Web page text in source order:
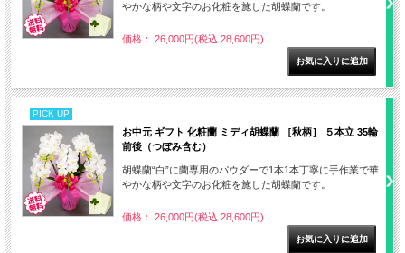
やかな柄や文字のお化粧を施した胡蝶蘭です。
価格： 26,000円(税込 28,600円)
PICK UP
お中元 ギフト 化粧蘭 ミディ胡蝶蘭 ［秋柄］ ５本立 35輪
前後（つぼみ含む）
胡蝶蘭“白”に蘭専用のパウダーで1本1本丁寧に手作業で華
やかな柄や文字のお化粧を施した胡蝶蘭です。
価格： 26,000円(税込 28,600円)